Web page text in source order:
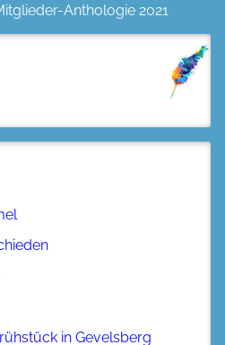
Anthologie 2021
in Gevelsberg